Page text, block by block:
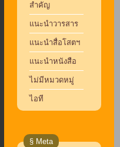
สำคัญ
แนะนำวารสาร
แนะนำสื่อโสตฯ
แนะนำหนังสือ
ไม่มีหมวดหมู่
ไอที
§ Meta